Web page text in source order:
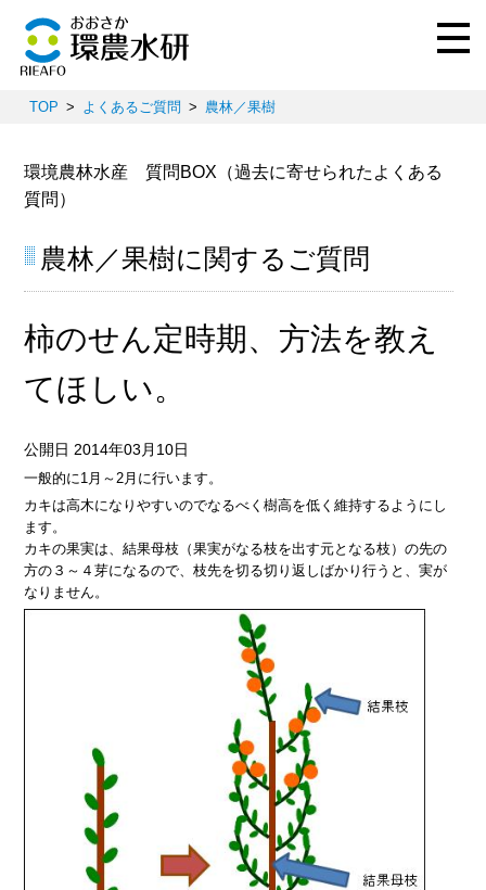
TOP よくあるご質問 農林／果樹
環境農林水産 質問BOX（過去に寄せられたよくある
質問）
農林／果樹に関するご質問
柿のせん定時期、方法を教え
てほしい。
公開日 2014年03月10日
一般的に1月～2月に行います。
カキは高木になりやすいのでなるべく樹高を低く維持するようにし
ます。
カキの果実は、結果母枝（果実がなる枝を出す元となる枝）の先の
方の３～４芽になるので、枝先を切る切り返しばかり行うと、実が
なりません。